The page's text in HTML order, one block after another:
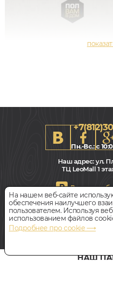
Фигурный,
Цена за 1 метр
Пн.-Вс.: с
Наш адрес:ул.
ТЦ LeoMall 1
Всегда
© Интернет-магазин
При копировании
НАШ
На нашем веб-сайте
обеспечения наилучшего
пользователем. Используя
использованием файлов
Подробнее про cookie ⟶